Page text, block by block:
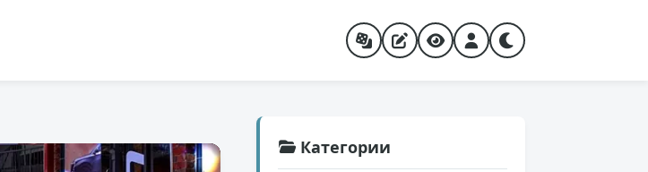
Категории